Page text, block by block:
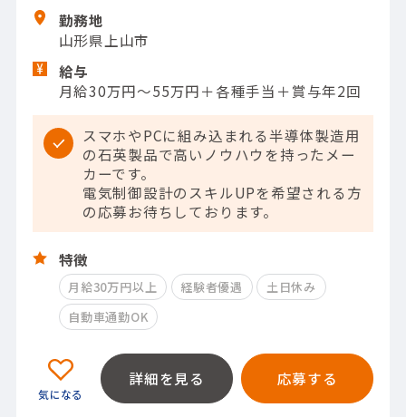
勤務地
山形県上山市
給与
月給30万円～55万円＋各種手当＋賞与年2回
スマホやPCに組み込まれる半導体製造用
の石英製品で高いノウハウを持ったメー
カーです。
電気制御設計のスキルUPを希望される方
の応募お待ちしております。
特徴
月給30万円以上 経験者優遇
土日休み
自動車通勤OK
詳細を見る 応募する